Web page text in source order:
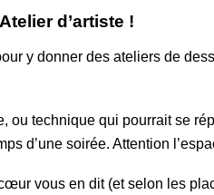
d’artiste !
y donner des ateliers de
technique qui pourrait se
d’une soirée. Attention
vous en dit (et selon les